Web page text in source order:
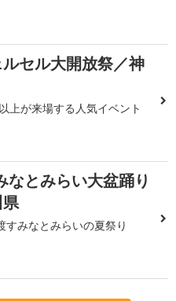
セル大開放祭／神
上が来場する人気イベント
なとみらい大盆踊り
県
すみなとみらいの夏祭り